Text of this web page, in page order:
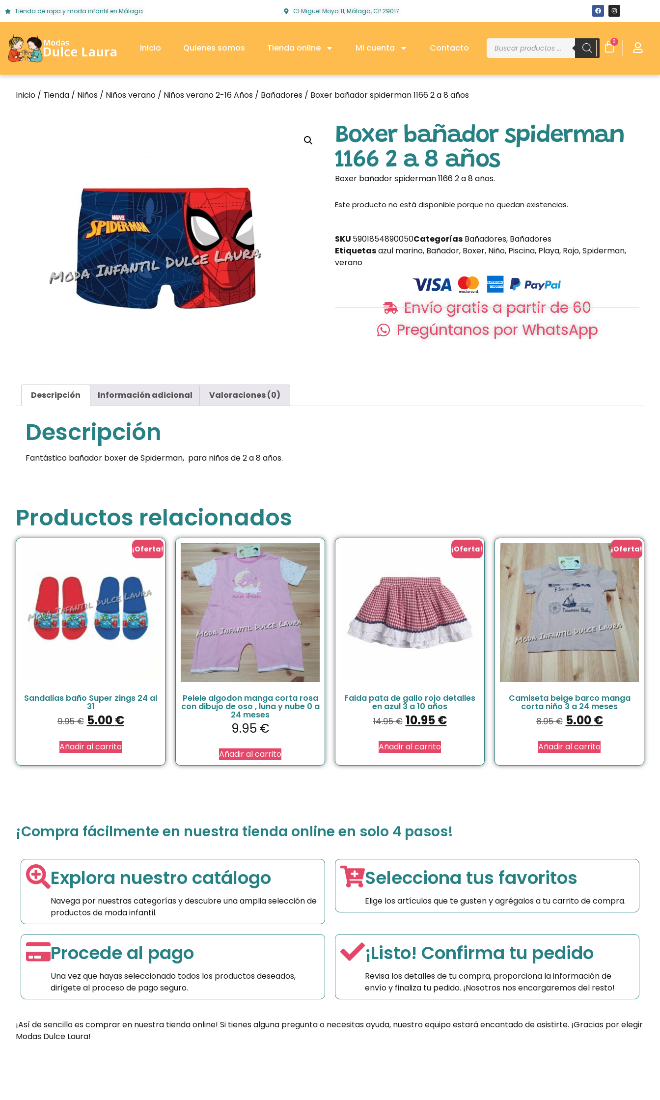
Tienda de ropa y moda infantil en Málaga Cl Miguel Moya 11, Málaga, CP 29017
Inicio Quienes somos Tienda online Mi cuenta Contacto
0
Inicio / Tienda / Niños / Niños verano / Niños verano 2-16 Años / Bañadores / Boxer bañador spiderman 1166 2 a 8 años
Boxer bañador spiderman
1166 2 a 8 años
Boxer bañador spiderman 1166 2 a 8 años.
Este producto no está disponible porque no quedan existencias.
SKU 5901854890050Categorías Bañadores, Bañadores
Etiquetasazul marino, Bañador, Boxer, Niño, Piscina, Playa, Rojo,Spiderman,
verano
Envío gratis a partir de 60
Pregúntanos por WhatsApp
Descripción Información adicional Valoraciones (0)
Descripción
Fantástico bañador boxer de Spiderman, para niños de 2 a 8 años.
Productos relacionados
¡Oferta!
Sandalias baño Super zings 24 al
31
9.95€ 5.00€
Añadir al carrito
Pelele algodon manga corta rosa
con dibujo de oso , luna y nube 0 a
24 meses
9.95 €
Añadir al carrito
¡Oferta!
Falda pata de gallo rojo detalles
en azul 3 a 10 años
14.95€ 10.95€
Añadir al carrito
¡Oferta!
Camiseta beige barco manga
corta niño 3 a 24 meses
8.95€ 5.00€
Añadir al carrito
¡Compra fácilmente en nuestra tienda online en solo 4 pasos!
Explora nuestro catálogo
Navega por nuestras categorías y descubre una amplia selección de
productos de moda infantil.
Selecciona tus favoritos
Elige los artículos que te gusten y agrégalos a tu carrito de compra.
Procede al pago
Una vez que hayas seleccionado todos los productos deseados,
dirígete al proceso de pago seguro.
¡Listo! Confirma tu pedido
Revisa los detalles de tu compra, proporciona la información de
envío y finaliza tu pedido. ¡Nosotros nos encargaremos del resto!
¡Así de sencillo es comprar en nuestra tienda online! Si tienes alguna pregunta o necesitas ayuda, nuestro equipo estará encantado de asistirte. ¡Gracias por elegir
Modas Dulce Laura!